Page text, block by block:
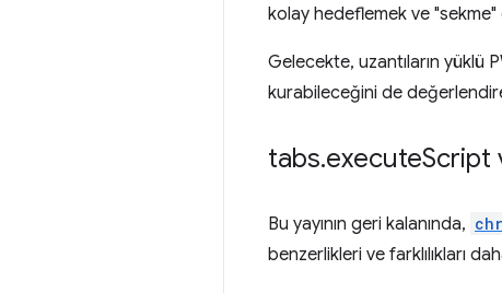
kolay hedeflemek ve "sekme"
Gelecekte, uzantıların yüklü
kurabileceğini de
tabs.executeScript
Bu yayının geri kalanında,
benzerlikleri ve farklılıkları